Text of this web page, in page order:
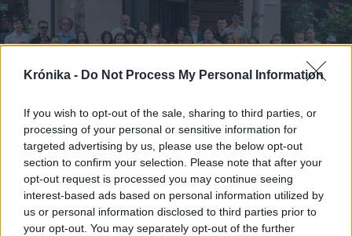
Krónika - Do Not Process My Personal Information
If you wish to opt-out of the sale, sharing to third parties, or
processing of your personal or sensitive information for
targeted advertising by us, please use the below opt-out
section to confirm your selection. Please note that after your
opt-out request is processed you may continue seeing
interest-based ads based on personal information utilized by
us or personal information disclosed to third parties prior to
your opt-out. You may separately opt-out of the further
2024. június 29., szombat